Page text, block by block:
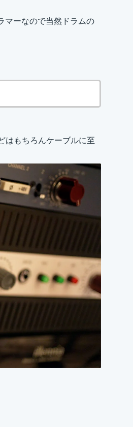
マーなので当然ドラムの
はもちろんケーブルに至